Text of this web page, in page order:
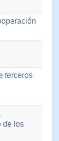
terceros
de los